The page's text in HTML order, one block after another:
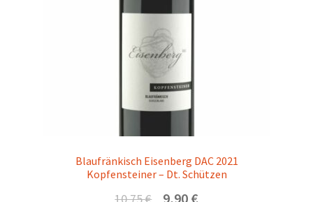
Blaufränkisch Eisenberg DAC 2021
Kopfensteiner – Dt. Schützen
10,75€
Ursprünglicher
9,90 €Aktueller